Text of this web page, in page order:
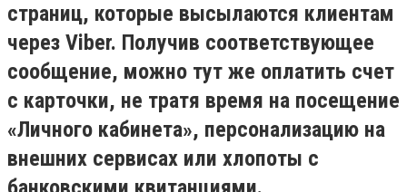
страниц, которые высылаются клиентам
через Viber. Получив соответствующее
сообщение, можно тут же оплатить счет
с карточки, не тратя время на посещение
«Личного кабинета», персонализацию на
внешних сервисах или хлопоты с